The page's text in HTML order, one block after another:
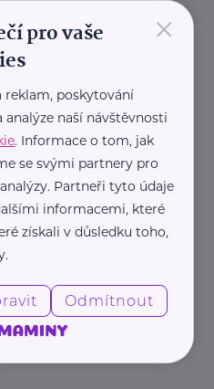
×
pro vaše
reklam, poskytování
naší návštěvnosti
. Informace o tom, jak
se svými partnery pro
Partneři tyto údaje
informacemi, které
získali v důsledku toho,
Odmítnout